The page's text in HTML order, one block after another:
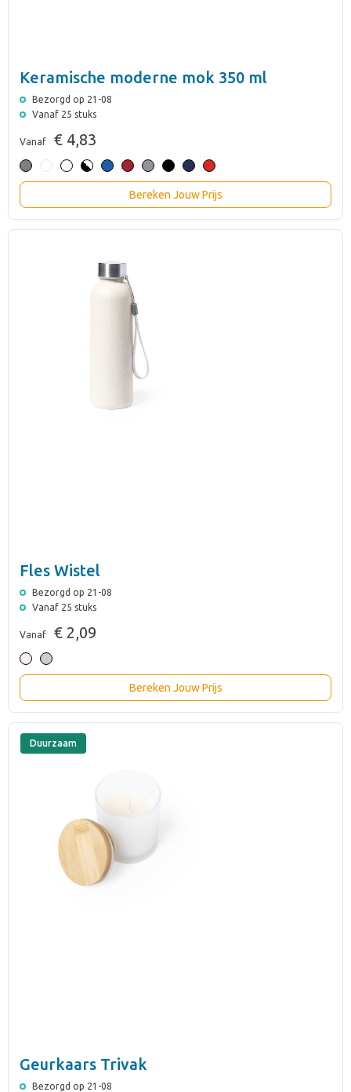
Keramische moderne mok 350 ml
Bezorgd op 21-08
Vanaf 25 stuks
Vanaf € 4,83
Bereken Jouw Prijs
Fles Wistel
Bezorgd op 21-08
Vanaf 25 stuks
Vanaf € 2,09
Bereken Jouw Prijs
Duurzaam
Geurkaars Trivak
Bezorgd op 21-08